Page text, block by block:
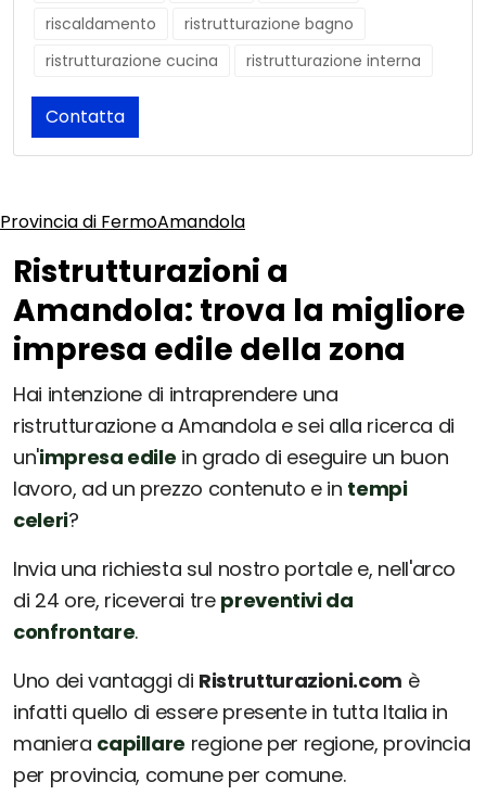
riscaldamento
ristrutturazione bagno
ristrutturazione cucina
ristrutturazione interna
Contatta
Provincia di FermoAmandola
Ristrutturazioni a
Amandola: trova la migliore
impresa edile della zona
Hai intenzione di intraprendere una
ristrutturazione a Amandola e sei alla ricerca di
un'impresa edile in grado di eseguire un buon
lavoro, ad un prezzo contenuto e in tempi
celeri?
Invia una richiesta sul nostro portale e, nell'arco
di 24 ore, riceverai tre preventivi da
confrontare.
Uno dei vantaggi di Ristrutturazioni.com è
infatti quello di essere presente in tutta Italia in
maniera capillare regione per regione, provincia
per provincia, comune per comune.